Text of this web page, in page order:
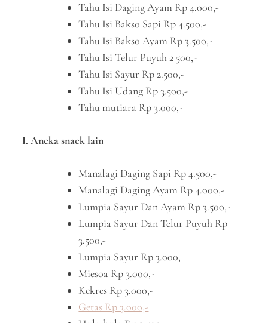
Tahu Isi Daging Ayam Rp 4.000,-
Tahu Isi Bakso Sapi Rp 4.500,-
Tahu Isi Bakso Ayam Rp 3.500,-
Tahu Isi Telur Puyuh 2 500,-
Tahu Isi Sayur Rp 2.500,-
Tahu Isi Udang Rp 3.500,-
Tahu mutiara Rp 3.000,-
I. Aneka snack lain
Manalagi Daging Sapi Rp 4.500,-
Manalagi Daging Ayam Rp 4.000,-
Lumpia Sayur Dan Ayam Rp 3.500,-
Lumpia Sayur Dan Telur Puyuh Rp
3.500,-
Lumpia Sayur Rp 3.000,
Miesoa Rp 3.000,-
Kekres Rp 3.000,-
Getas Rp 3.000,-